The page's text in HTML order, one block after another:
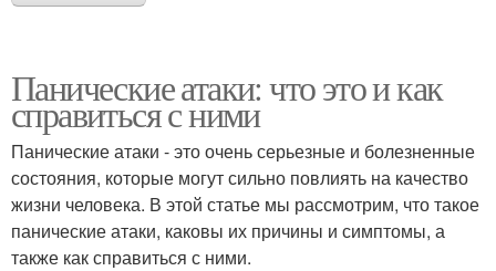
Панические атаки: что это и как
справиться с ними
Панические атаки - это очень серьезные и болезненные
состояния, которые могут сильно повлиять на качество
жизни человека. В этой статье мы рассмотрим, что такое
панические атаки, каковы их причины и симптомы, а
также как справиться с ними.